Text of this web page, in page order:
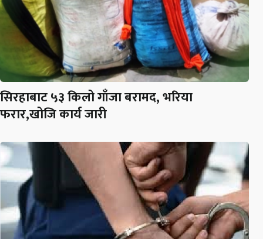
सिरहाबाट ५३ किलो गाँजा बरामद, भरिया
फरार,खोजि कार्य जारी